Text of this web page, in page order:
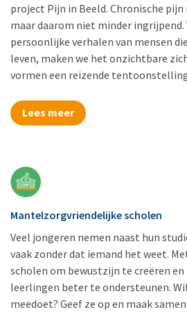
project Pijn in Beeld. Chronische pijn
maar daarom niet minder ingrijpend.
persoonlijke verhalen van mensen
leven, maken we het onzichtbare
vormen een reizende
Lees meer
Mantelzorgvriendelijke scholen
Veel jongeren nemen naast hun
vaak zonder dat iemand het weet.
scholen om bewustzijn te creëren
leerlingen beter te ondersteunen.
meedoet? Geef ze op en maak